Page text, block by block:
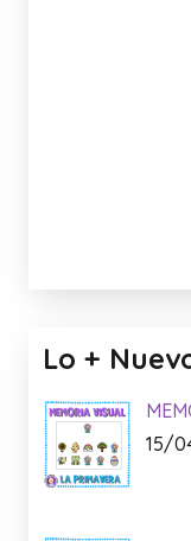
Lo +
15/